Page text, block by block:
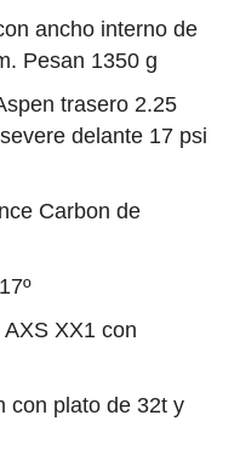
ancho interno de
Pesan 1350 g
trasero 2.25
delante 17 psi
Carbon de
XX1 con
con plato de 32t y